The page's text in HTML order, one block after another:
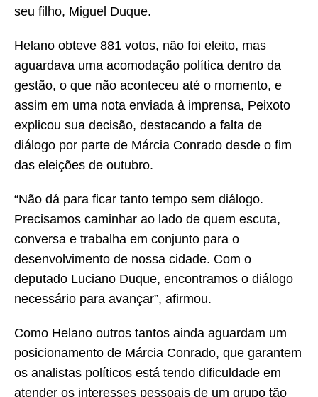
seu filho, Miguel Duque.
Helano obteve 881 votos, não foi eleito, mas
aguardava uma acomodação política dentro da
gestão, o que não aconteceu até o momento, e
assim em uma nota enviada à imprensa, Peixoto
explicou sua decisão, destacando a falta de
diálogo por parte de Márcia Conrado desde o fim
das eleições de outubro.
“Não dá para ficar tanto tempo sem diálogo.
Precisamos caminhar ao lado de quem escuta,
conversa e trabalha em conjunto para o
desenvolvimento de nossa cidade. Com o
deputado Luciano Duque, encontramos o diálogo
necessário para avançar”, afirmou.
Como Helano outros tantos ainda aguardam um
posicionamento de Márcia Conrado, que garantem
os analistas políticos está tendo dificuldade em
atender os interesses pessoais de um grupo tão